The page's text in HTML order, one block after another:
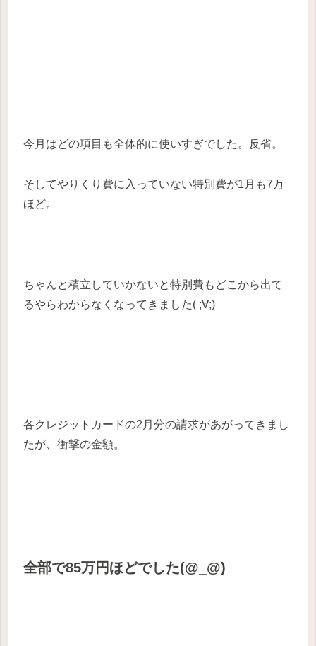
今月はどの項目も全体的に使いすぎでした。反省。
そしてやりくり費に入っていない特別費が1月も7万
ほど。
ちゃんと積立していかないと特別費もどこから出て
るやらわからなくなってきました( ;∀;)
各クレジットカードの2月分の請求があがってきまし
たが、衝撃の金額。
全部で85万円ほどでした(@_@)